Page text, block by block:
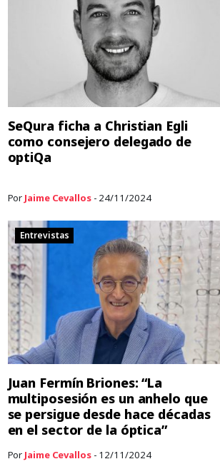
SeQura ficha a Christian Egli
como consejero delegado de
optiQa
Por Jaime Cevallos- 24/11/2024
Entrevistas
Juan Fermín Briones: “La
multiposesión es un anhelo que
se persigue desde hace décadas
en el sector de la óptica”
Por Jaime Cevallos- 12/11/2024